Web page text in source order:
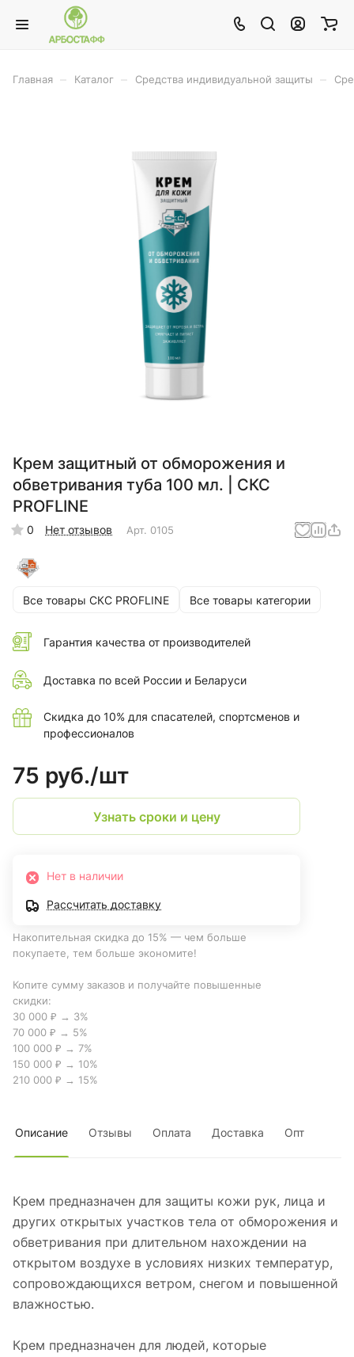
Главная Каталог Средства индивидуальной защиты
Крем защитный от обморожения и
обветривания туба 100 мл. | CКС
PROFLINE
0 Нет отзывов Арт. 0105
Все товары CКС PROFLINE Все товары категории
Гарантия качества от производителей
Доставка по всей России и Беларуси
Скидка до 10% для спасателей, спортсменов и
профессионалов
75 руб./шт
Узнать сроки и цену
Нет в наличии
Рассчитать доставку
Накопительная скидка до 15% — чем больше
покупаете, тем больше экономите!
Копите сумму заказов и получайте повышенные
скидки:
30 000 ₽ → 3%
70 000 ₽ → 5%
100 000 ₽ → 7%
150 000 ₽ → 10%
210 000 ₽ → 15%
Описание Отзывы Оплата Доставка Опт
Крем предназначен для защиты кожи рук, лица и
других открытых участков тела от обморожения и
обветривания при длительном нахождении на
открытом воздухе в условиях низких температур,
сопровождающихся ветром, снегом и повышенной
влажностью.
Крем предназначен для людей, которые